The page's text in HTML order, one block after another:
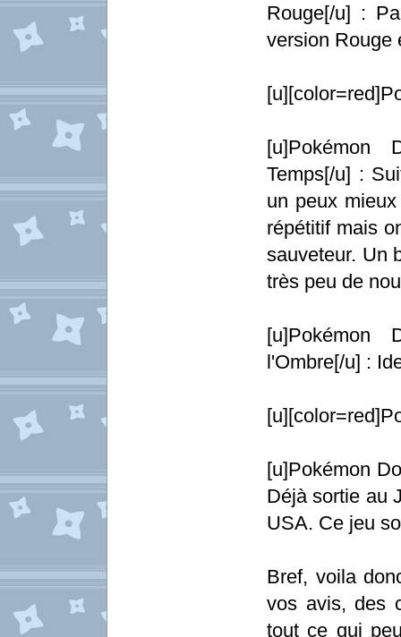
Rouge[/u] :
version Rouge
[u]Pokémon
Temps[/u] :
un peux
répétitif mais
sauveteur. Un
très peu de
[u]Pokémon
l'Ombre[/u] :
[u]Pokémon
Déjà sortie au
USA. Ce jeu
Bref, voila
vos avis, des
tout ce qui